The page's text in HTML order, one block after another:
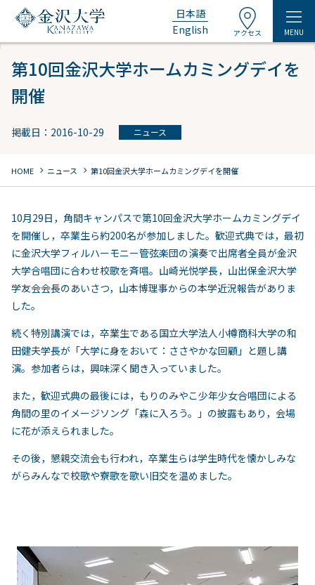
日本語
English
アクセス MENU
第10回金沢大学ホームカミングデイを
開催
掲載日：2016-10-29 ニュース
HOME chevron_right ニュース chevron_right 第10回金沢大学ホームカミングデイを開催
10月29日，角間キャンパスで第10回金沢大学ホームカミングデイ
を開催し，卒業生ら約200名が参加しました。歓迎式典では，最初
に金沢大学フィルハーモニー管弦楽団の演奏で出席者全員が金沢
大学合唱団に合わせ校歌を斉唱。山崎光悦学長，山出保金沢大学
学友会会長のあいさつ，山本博理事からの本学近況報告がありま
した。
続く特別講演では，卒業生である国立大学法人小樽商科大学の和
田健夫学長が「大学に身をおいて：ささやかな回顧」と題し講
演。参加者らは，興味深く聞き入っていました。
また，歓迎式典の最後には，もりのみやこ少年少女合唱団による
角間の里のイメージソング「森に入ろう。」の披露もあり，会場
に花が添えられました。
その後，懇親交流会も行われ，卒業生らは学生時代を懐かしみな
がらみんなで校歌や寮歌を歌い旧交を温めました。